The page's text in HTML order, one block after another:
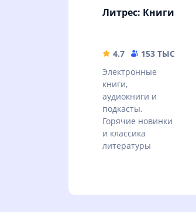
Литрес: Книги
4.7 153 ТЫС
Электронные
книги,
аудиокниги и
подкасты.
Горячие новинки
и классика
литературы